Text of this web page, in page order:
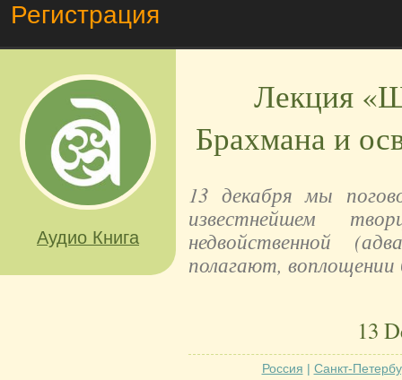
Регистрация
Аудио Книга
Лекция
Брахмана и
13 декабря мы
известнейшем
недвойственной
полагают,
13
Россия | Санкт-